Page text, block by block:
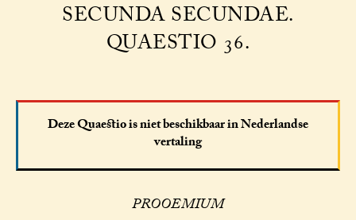
SECUNDA SECUNDAE.
QUAESTIO 36.
Deze Quaestio is niet beschikbaar in Nederlandse
vertaling
PROOEMIUM